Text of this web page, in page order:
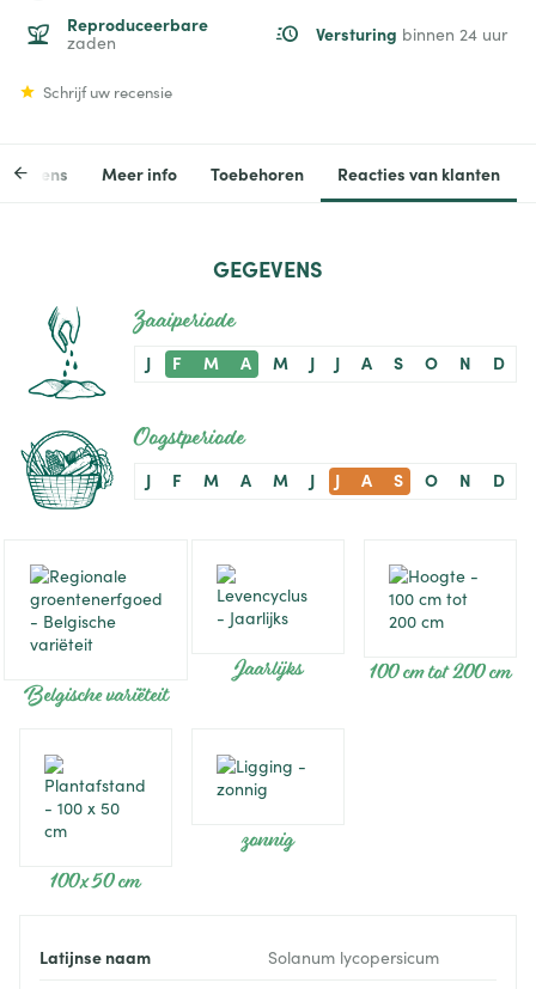
Reproduceerbare
zaden Versturing binnen 24 uur
Schrijf uw recensie
Meer info Toebehoren Reacties van klanten
GEGEVENS
Zaaiperiode
J F M A M J J A S O N D
Oogstperiode
J F M A M J J A S O N D
Belgische variëteit
Jaarlijks 100 cm tot 200 cm
100 x 50 cm
zonnig
Latijnse naam Solanum lycopersicum